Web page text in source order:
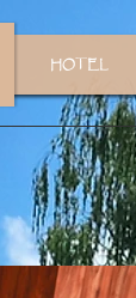
HOTEL